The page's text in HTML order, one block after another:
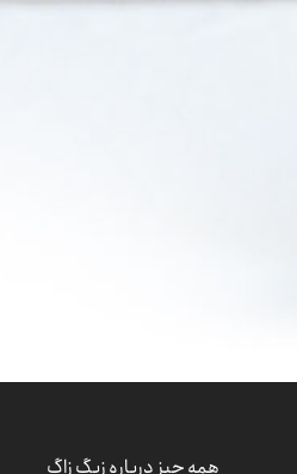
همه چیز درباره زیگ زاگ